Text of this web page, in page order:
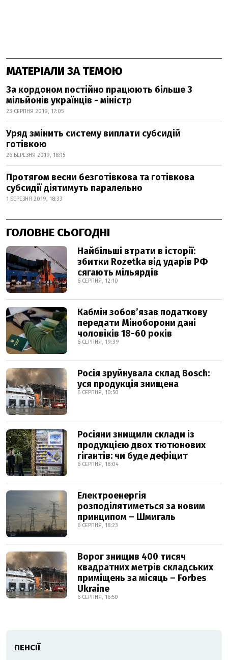
МАТЕРІАЛИ ЗА ТЕМОЮ
За кордоном постійно працюють більше 3
мільйонів українців - міністр
23 СЕРПНЯ 2019, 17:05
Уряд змінить систему виплати субсидій
готівкою
26 БЕРЕЗНЯ 2019, 18:15
Протягом весни безготівкова та готівкова
субсидії діятимуть паралельно
1 БЕРЕЗНЯ 2019, 18:33
ГОЛОВНЕ СЬОГОДНІ
Найбільші втрати в історії:
збитки Rozetka від ударів РФ
сягають мільярдів
6 СЕРПНЯ, 12:10
Кабмін зобовʼязав податкову
передати Міноборони дані
чоловіків 18-60 років
6 СЕРПНЯ, 19:39
Росія зруйнувала склад Bosch:
уся продукція знищена
6 СЕРПНЯ, 10:50
Росіяни знищили склади із
продукцією двох тютюнових
гігантів: чи буде дефіцит
6 СЕРПНЯ, 18:04
Електроенергія
розподілятиметься за новим
принципом – Шмигаль
6 СЕРПНЯ, 18:23
Ворог знищив 400 тисяч
квадратних метрів складських
приміщень за місяць – Forbes
Ukraine
6 СЕРПНЯ, 16:50
ПЕНСІЇ